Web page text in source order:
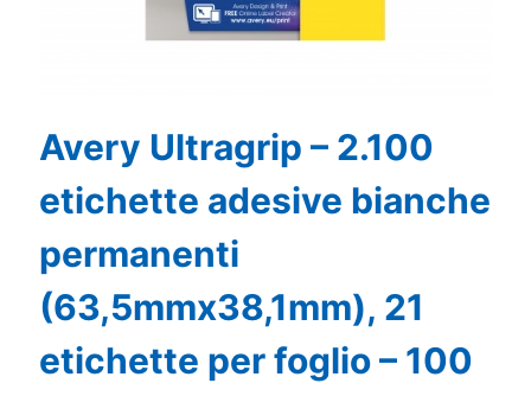
Avery Ultragrip – 2.100
etichette adesive bianche
permanenti
(63,5mmx38,1mm), 21
etichette per foglio – 100